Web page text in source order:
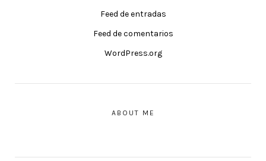
Feed de entradas
Feed de comentarios
WordPress.org
ABOUT ME